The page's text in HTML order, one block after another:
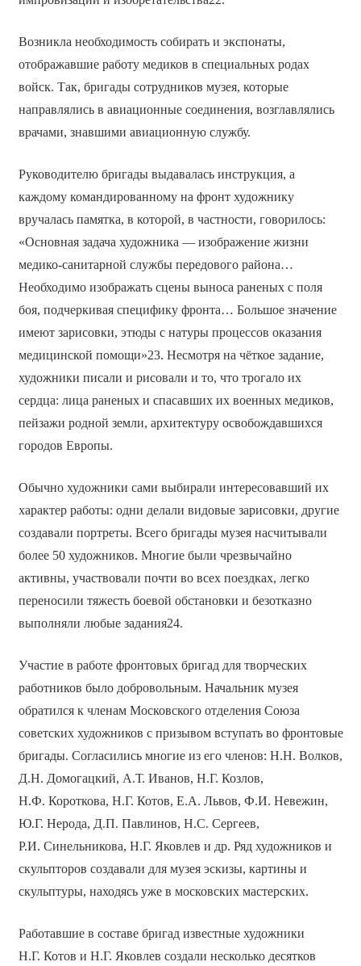
Возникла необходимость собирать и экспонаты,
отображавшие работу медиков в специальных родах
войск. Так, бригады сотрудников музея, которые
направлялись в авиационные соединения, возглавлялись
врачами, знавшими авиационную службу.
Руководителю бригады выдавалась инструкция, а
каждому командированному на фронт художнику
вручалась памятка, в которой, в частности, говорилось:
«Основная задача художника — изображение жизни
медико-санитарной службы передового района…
Необходимо изображать сцены выноса раненых с поля
боя, подчеркивая специфику фронта… Большое значение
имеют зарисовки, этюды с натуры процессов оказания
медицинской помощи»23. Несмотря на чёткое задание,
художники писали и рисовали и то, что трогало их
сердца: лица раненых и спасавших их военных медиков,
пейзажи родной земли, архитектуру освобождавшихся
городов Европы.
Обычно художники сами выбирали интересовавший их
характер работы: одни делали видовые зарисовки, другие
создавали портреты. Всего бригады музея насчитывали
более 50 художников. Многие были чрезвычайно
активны, участвовали почти во всех поездках, легко
переносили тяжесть боевой обстановки и безотказно
выполняли любые задания24.
Участие в работе фронтовых бригад для творческих
работников было добровольным. Начальник музея
обратился к членам Московского отделения Союза
советских художников с призывом вступать во фронтовые
бригады. Согласились многие из его членов: Н.Н. Волков,
Д.Н. Домогацкий, А.Т. Иванов, Н.Г. Козлов,
Н.Ф. Короткова, Н.Г. Котов, Е.А. Львов, Ф.И. Невежин,
Ю.Г. Нерода, Д.П. Павлинов, Н.С. Сергеев,
Р.И. Синельникова, Н.Г. Яковлев и др. Ряд художников и
скульпторов создавали для музея эскизы, картины и
скульптуры, находясь уже в московских мастерских.
Работавшие в составе бригад известные художники
Н.Г. Котов и Н.Г. Яковлев создали несколько десятков